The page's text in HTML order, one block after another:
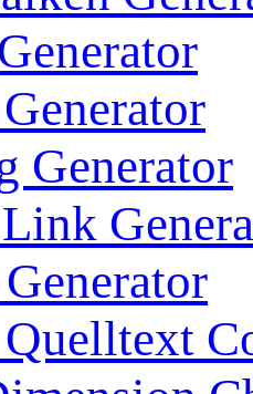
Generator